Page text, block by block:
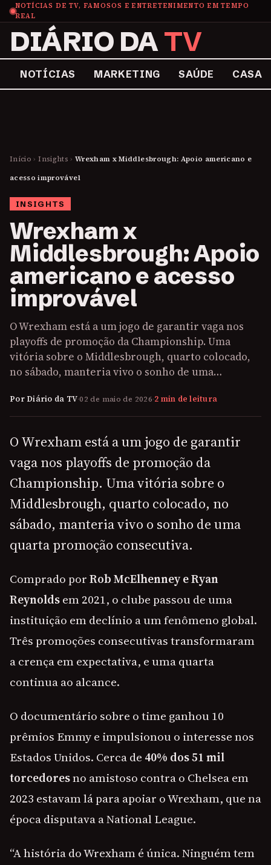
NOTÍCIAS DE TV, FAMOSOS E ENTRETENIMENTO EM TEMPO
REAL
DIÁRIO DATV
NOTÍCIAS MARKETING SAÚDE CASA
Início › Insights › Wrexham x Middlesbrough: Apoio americano e
acesso improvável
INSIGHTS
Wrexham x
Middlesbrough: Apoio
americano e acesso
improvável
O Wrexham está a um jogo de garantir vaga nos
playoffs de promoção da Championship. Uma
vitória sobre o Middlesbrough, quarto colocado,
no sábado, manteria vivo o sonho de uma…
Por Diário da TV·02 de maio de 2026·2 min de leitura
O Wrexham está a um jogo de garantir
vaga nos playoffs de promoção da
Championship. Uma vitória sobre o
Middlesbrough, quarto colocado, no
sábado, manteria vivo o sonho de uma
quarta promoção consecutiva.
Comprado porRob McElhenney e Ryan
Reynoldsem 2021, o clube passou de uma
instituição em declínio a um fenômeno global.
Três promoções consecutivas transformaram
a crença em expectativa, e uma quarta
continua ao alcance.
O documentário sobre o time ganhou 10
prêmios Emmy e impulsionou o interesse nos
Estados Unidos. Cerca de 40% dos 51 mil
torcedoresno amistoso contra o Chelsea em
2023 estavam lá para apoiar o Wrexham, que na
época disputava a National League.
“A história do Wrexham é única. Ninguém tem